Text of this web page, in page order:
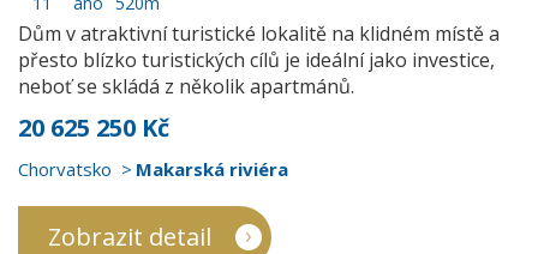
Dům v atraktivní turistické lokalitě na klidném místě a
přesto blízko turistických cílů je ideální jako investice,
neboť se skládá z několik apartmánů.
20 625 250 Kč
Chorvatsko Makarská riviéra
Zobrazit detail